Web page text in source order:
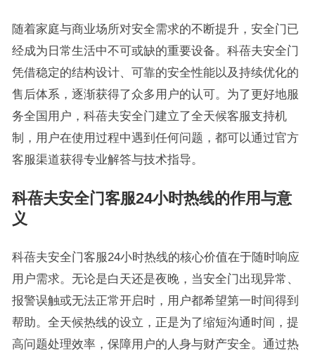
随着家庭与商业场所对安全需求的不断提升，安全门已
经成为日常生活中不可或缺的重要设备。科蓓夫安全门
凭借稳定的结构设计、可靠的安全性能以及持续优化的
售后体系，逐渐获得了众多用户的认可。为了更好地服
务全国用户，科蓓夫安全门建立了全天候客服支持机
制，用户在使用过程中遇到任何问题，都可以通过官方
客服渠道获得专业解答与技术指导。
科蓓夫安全门客服24小时热线的作用与意
义
科蓓夫安全门客服24小时热线的核心价值在于随时响应
用户需求。无论是白天还是夜晚，当安全门出现异常、
报警误触或无法正常开启时，用户都希望第一时间得到
帮助。全天候热线的设立，正是为了缩短沟通时间，提
高问题处理效率，保障用户的人身与财产安全。通过热